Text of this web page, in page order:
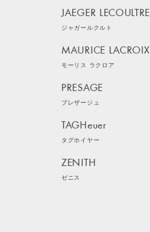
JAEGER LECOULTRE
ジャガールクルト
MAURICE LACROIX
モーリス ラクロア
PRESAGE
プレザージュ
TAGHeuer
タグホイヤー
ZENITH
ゼニス